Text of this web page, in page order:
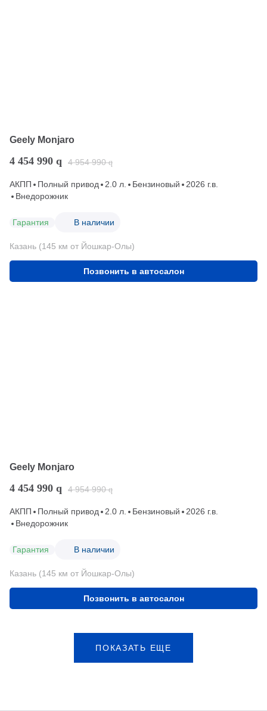
Geely Monjaro
4 454 990 q 4 954 990 q
АКПП Полный привод 2.0 л. Бензиновый
2026 г.в.
Внедорожник
Гарантия В наличии
Казань (145 км от Йошкар-Олы)
Позвонить в автосалон
Geely Monjaro
4 454 990 q 4 954 990 q
АКПП Полный привод 2.0 л. Бензиновый
2026 г.в.
Внедорожник
Гарантия В наличии
Казань (145 км от Йошкар-Олы)
Позвонить в автосалон
ПОКАЗАТЬ ЕЩЕ